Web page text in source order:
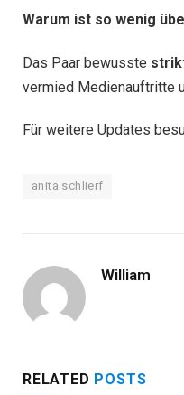
Warum ist so wenig
Das Paar bewusste
vermied Medienauftritte
Für weitere Updates
anita schlierf
William
RELATED POSTS